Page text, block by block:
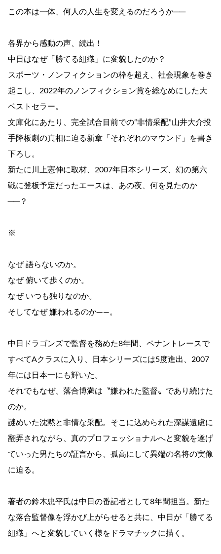
この本は一体、何人の人生を変えるのだろうか──
各界から感動の声、続出！
中日はなぜ「勝てる組織」に変貌したのか？
スポーツ・ノンフィクションの枠を超え、社会現象を巻き
起こし、2022年のノンフィクション賞を総なめにした大
ベストセラー。
文庫化にあたり、完全試合目前での“非情采配”山井大介投
手降板劇の真相に迫る新章「それぞれのマウンド」を書き
下ろし。
新たに川上憲伸に取材、2007年日本シリーズ、幻の第六
戦に登板予定だったエースは、あの夜、何を見たのか
──？
※
なぜ 語らないのか。
なぜ 俯いて歩くのか。
なぜ いつも独りなのか。
そしてなぜ 嫌われるのか――。
中日ドラゴンズで監督を務めた8年間、ペナントレースで
すべてAクラスに入り、日本シリーズには5度進出、2007
年には日本一にも輝いた。
それでもなぜ、落合博満は〝嫌われた監督〟であり続けた
のか。
謎めいた沈黙と非情な采配。そこに込められた深謀遠慮に
翻弄されながら、真のプロフェッショナルへと変貌を遂げ
ていった男たちの証言から、孤高にして異端の名将の実像
に迫る。
著者の鈴木忠平氏は中日の番記者として8年間担当。新た
な落合監督像を浮かび上がらせると共に、中日が「勝てる
組織」へと変貌していく様をドラマチックに描く。